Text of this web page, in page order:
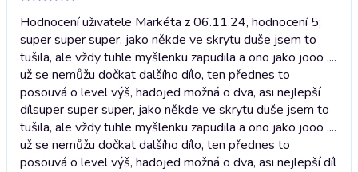
Hodnocení uživatele Markéta z 06.11.24, hodnocení 5;
super super super, jako někde ve skrytu duše jsem to
tušila, ale vždy tuhle myšlenku zapudila a ono jako jooo ....
už se nemůžu dočkat dalšího dílo, ten přednes to
posouvá o level výš, hadojed možná o dva, asi nejlepší
dílsuper super super, jako někde ve skrytu duše jsem to
tušila, ale vždy tuhle myšlenku zapudila a ono jako jooo ....
už se nemůžu dočkat dalšího dílo, ten přednes to
posouvá o level výš, hadojed možná o dva, asi nejlepší díl